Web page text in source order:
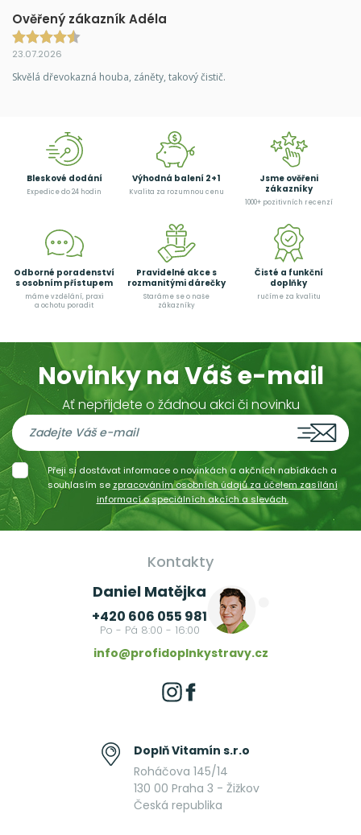
Ověřený zákazník Adéla
23.07.2026
Skvělá dřevokazná houba, záněty, takový čistič.
Bleskové dodání
Expedice do 24 hodin
Výhodná balení 2+1
Kvalita za rozumnou cenu
Jsme ověřeni
zákazníky
1000+ pozitivních recenzí
Odborné poradenství
s osobním přístupem
máme vzdělání, praxi
a ochotu poradit
Pravidelné akce s
rozmanitými dárečky
Staráme se o naše
zákazníky
Čisté a funkční
doplňky
ručíme za kvalitu
Novinky na Váš e-mail
Ať nepřijdete o žádnou akci či novinku
Přeji si dostávat informace o novinkách a akčních nabídkách a
souhlasím se zpracováním osobních údajů za účelem zasílání
informací o speciálních akcích a slevách.
Kontakty
Daniel Matějka
+420 606 055 981
Po - Pá 8:00 - 16:00
info@profidoplnkystravy.cz
Doplň Vitamín s.r.o
Roháčova 145/14
130 00 Praha 3 - Žižkov
Česká republika